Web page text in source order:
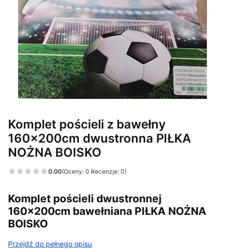
Komplet pościeli z bawełny
160x200cm dwustronna PIŁKA
NOŻNA BOISKO
0.00(Oceny: 0 Recenzje: 0)
Komplet pościeli dwustronnej
160x200cm bawełniana PIŁKA NOŻNA
BOISKO
Przejdź do pełnego opisu